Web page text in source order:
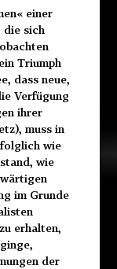
einer
die sich
Triumph
dass neue,
Verfügung
ihrer
muss in
wie
wie
im Grunde
erhalten,
der